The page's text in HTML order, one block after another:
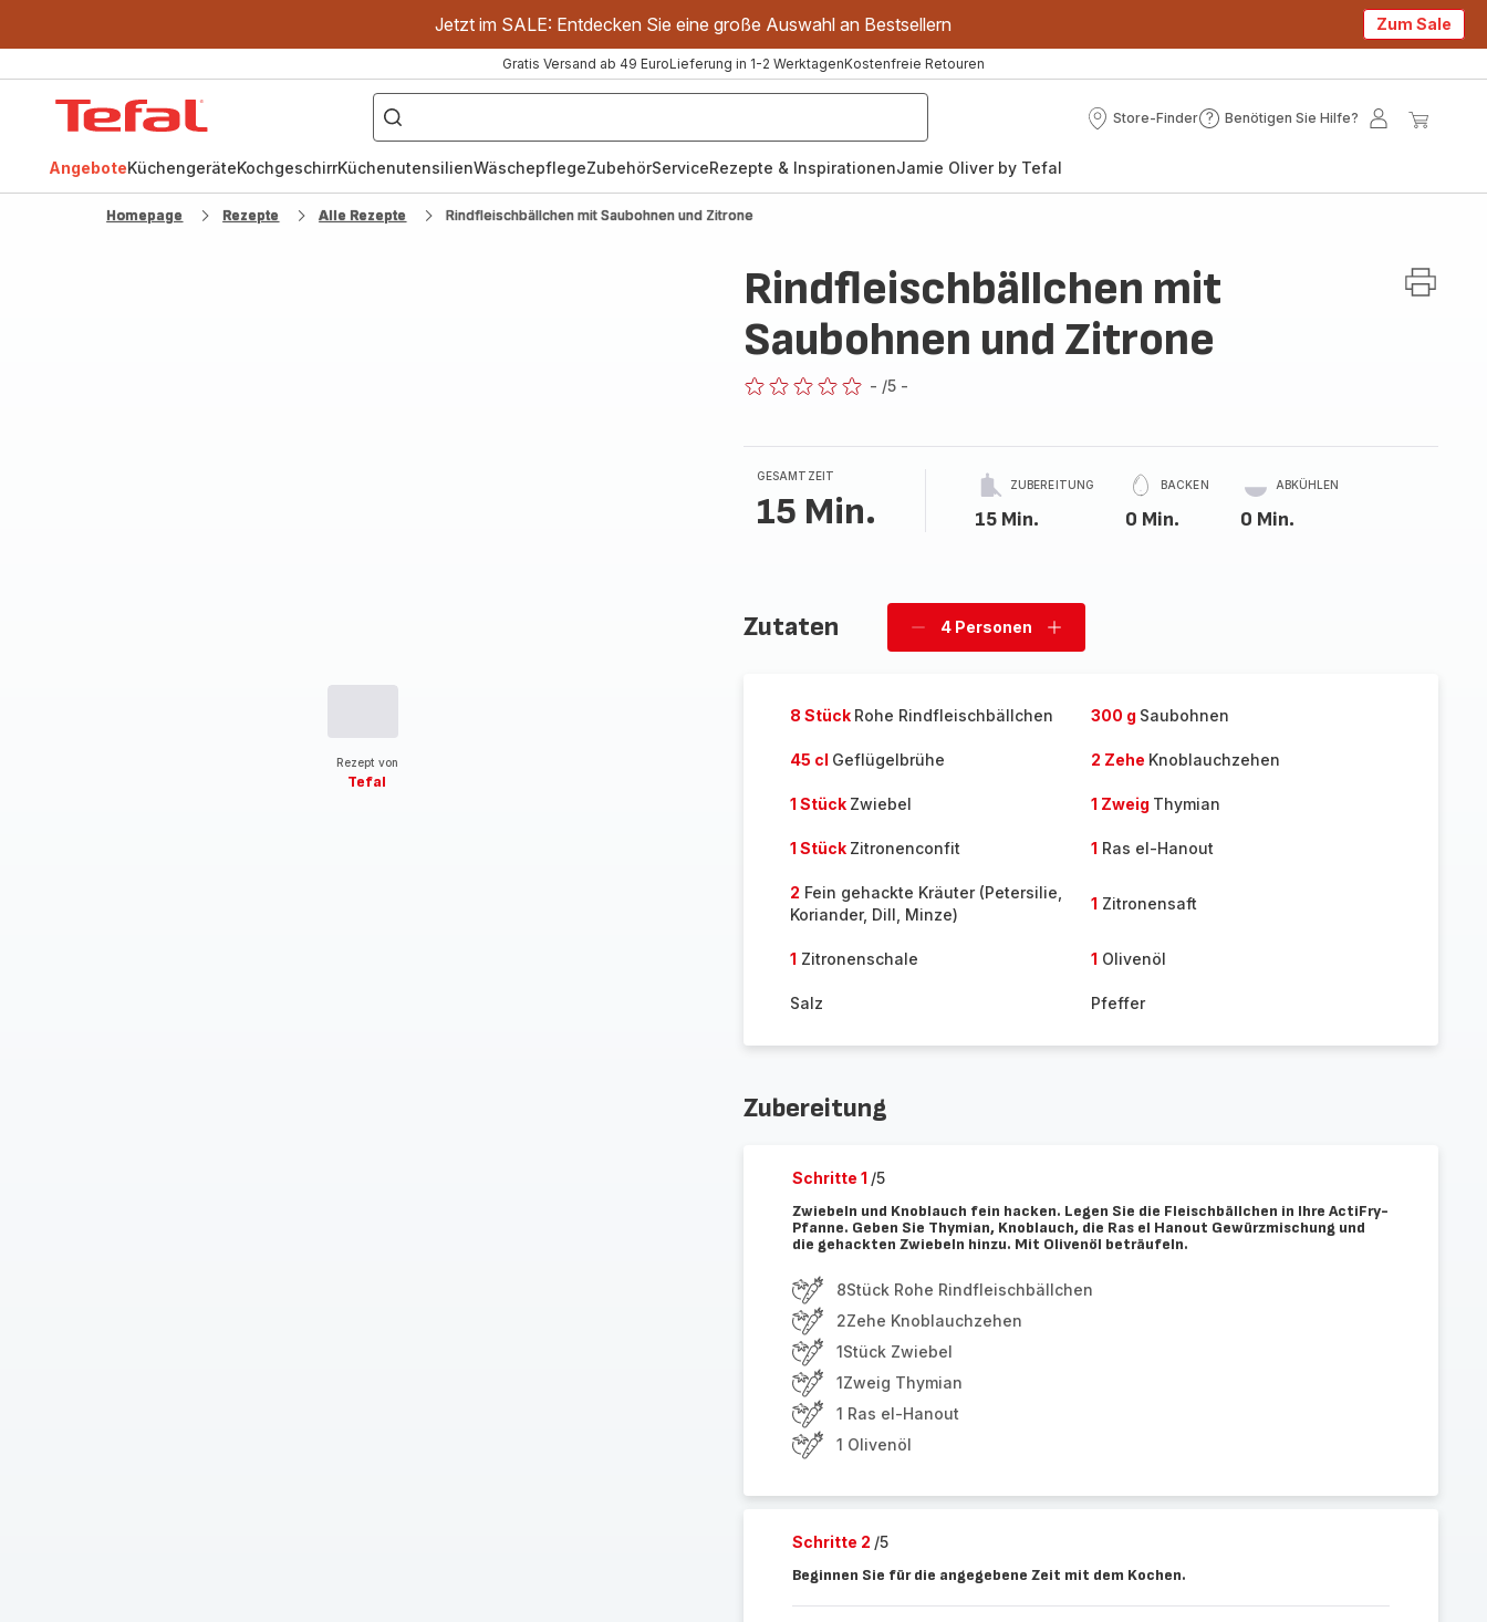
Jetzt im SALE: Entdecken Sie eine große Auswahl an Bestsellern Zum Sale
Gratis Versand ab 49 EuroLieferung in 1-2 WerktagenKostenfreie Retouren
["OptiGrill","Easy
Fry","Pfanne"]
Store-Finder
Store-
Benötigen Sie Hilfe?
Benötigen
Mein
AngeboteKüchengeräteKochgeschirrKüchenutensilienWäschepflegeZubehörServiceRezepte & InspirationenJamie Oliver by Tefal
Homepage Rezepte Alle Rezepte Rindfleischbällchen mit Saubohnen und Zitrone
Rezept von
Tefal
Rindfleischbällchen mit
Saubohnen und Zitrone
- /5 -
GESAMTZEIT
15 Min.
ZUBEREITUNG
15 Min.
BACKEN
0 Min.
ABKÜHLEN
0 Min.
Zutaten
Personen
4 Personen
Personen
8 Stück Rohe Rindfleischbällchen 300 g Saubohnen
45 cl Geflügelbrühe 2 Zehe Knoblauchzehen
1 Stück Zwiebel 1 Zweig Thymian
1 Stück Zitronenconfit 1 Ras el-Hanout
2 Fein gehackte Kräuter (Petersilie,
Koriander, Dill, Minze)
1 Zitronensaft
1 Zitronenschale 1 Olivenöl
Salz Pfeffer
Zubereitung
Schritte 1 /5
Zwiebeln und Knoblauch fein hacken. Legen Sie die Fleischbällchen in Ihre ActiFry-
Pfanne. Geben Sie Thymian, Knoblauch, die Ras el Hanout Gewürzmischung und
die gehackten Zwiebeln hinzu. Mit Olivenöl beträufeln.
8Stück Rohe Rindfleischbällchen
2Zehe Knoblauchzehen
1Stück Zwiebel
1Zweig Thymian
1 Ras el-Hanout
1 Olivenöl
Schritte 2 /5
Beginnen Sie für die angegebene Zeit mit dem Kochen.